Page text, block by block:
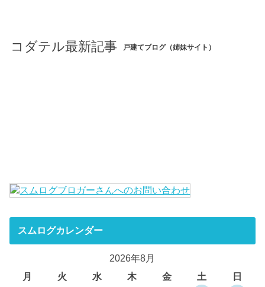
コダテル最新記事 戸建てブログ（姉妹サイト）
スムログカレンダー
2026年8月
月
火 水 木 金 土
日